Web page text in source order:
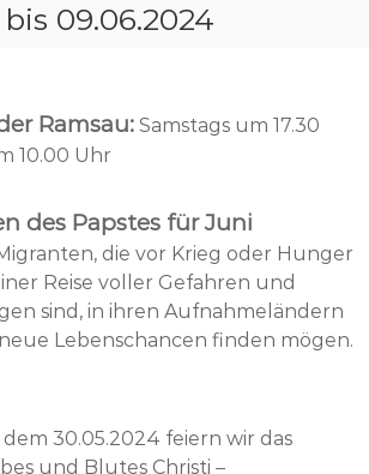
09.06.2024
Ramsau:Samstags um 17.30
10.00 Uhr
des Papstes für Juni
die vor Krieg oder Hunger
Reise voller Gefahren und
sind, in ihren Aufnahmeländern
Lebenschancen finden mögen.
30.05.2024 feiern wir das
und Blutes Christi –